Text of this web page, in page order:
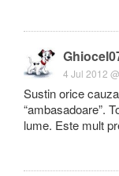
4 Jul 2012
Sustin orice
“ambasadoare”.
lume. Este mult